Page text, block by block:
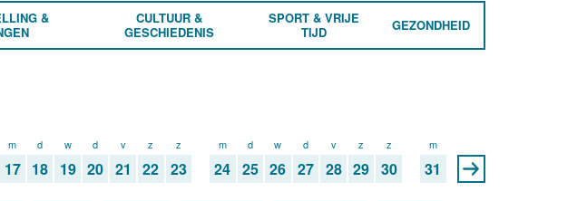
&
CULTUUR &
GESCHIEDENIS
SPORT & VRIJE
TIJD
GEZONDHEID
m
17
d
18
w
19
d
20
v
21
z
22
z
23
m
24
d
25
w
26
d
27
v
28
z
29
z
30
m
31